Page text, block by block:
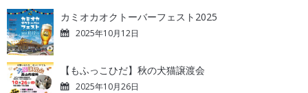
カミオカオクトーバーフェスト2025
2025年10月12日
【もふっこひだ】秋の犬猫譲渡会
2025年10月26日